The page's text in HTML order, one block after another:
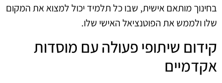
בחינוך מותאם אישית, שבו כל תלמיד יכול למצוא את המקום
שלו ולממש את הפוטנציאל האישי שלו.
קידום שיתופי פעולה עם מוסדות
אקדמיים